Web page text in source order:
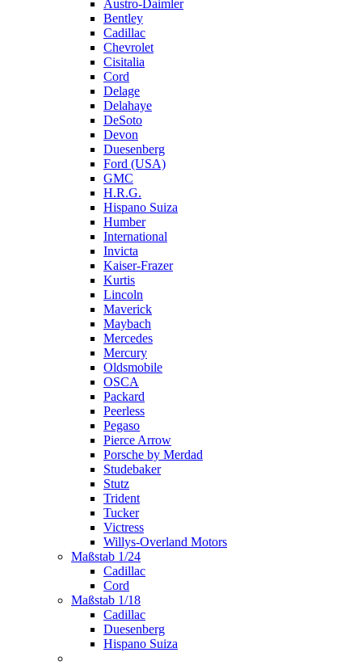
Austro-Daimler
Bentley
Cadillac
Chevrolet
Cisitalia
Cord
Delage
Delahaye
DeSoto
Devon
Duesenberg
Ford (USA)
GMC
H.R.G.
Hispano Suiza
Humber
International
Invicta
Kaiser-Frazer
Kurtis
Lincoln
Maverick
Maybach
Mercedes
Mercury
Oldsmobile
OSCA
Packard
Peerless
Pegaso
Pierce Arrow
Porsche by Merdad
Studebaker
Stutz
Trident
Tucker
Victress
Willys-Overland Motors
Maßstab 1/24
Cadillac
Cord
Maßstab 1/18
Cadillac
Duesenberg
Hispano Suiza